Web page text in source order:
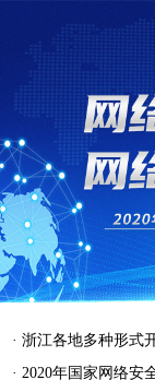
· 浙江各地多种形式